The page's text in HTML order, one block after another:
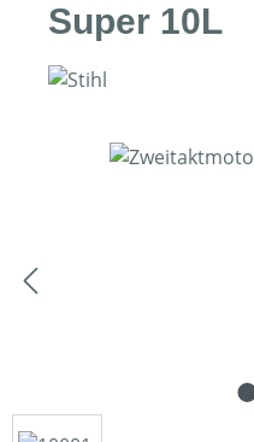
Super 10L
Bildergalerie überspringen